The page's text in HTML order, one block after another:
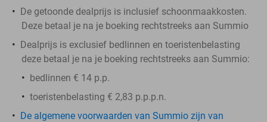
De getoonde dealprijs is inclusief schoonmaakkosten.
Deze betaal je na je boeking rechtstreeks aan Summio
Dealprijs is exclusief bedlinnen en toeristenbelasting
deze betaal je na je boeking rechtstreeks aan Summio:
bedlinnen € 14 p.p.
toeristenbelasting € 2,83 p.p.p.n.
De algemene voorwaarden van Summio zijn van